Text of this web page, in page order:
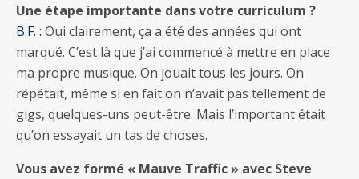
Une étape importante dans votre curriculum ?
B.F. : Oui clairement, ça a été des années qui ont
marqué. C’est là que j’ai commencé à mettre en place
ma propre musique. On jouait tous les jours. On
répétait, même si en fait on n’avait pas tellement de
gigs, quelques-uns peut-être. Mais l’important était
qu’on essayait un tas de choses.
Vous avez formé « Mauve Traffic » avec Steve